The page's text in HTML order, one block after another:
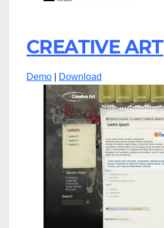
CREATIVE ART
Demo Download